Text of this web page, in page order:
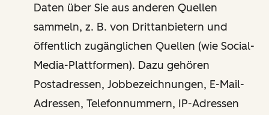
Daten über Sie aus anderen Quellen
sammeln, z. B. von Drittanbietern und
öffentlich zugänglichen Quellen (wie Social-
Media-Plattformen). Dazu gehören
Postadressen, Jobbezeichnungen, E-Mail-
Adressen, Telefonnummern, IP-Adressen